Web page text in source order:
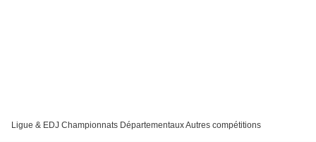
Ligue & EDJ Championnats Départementaux Autres compétitions